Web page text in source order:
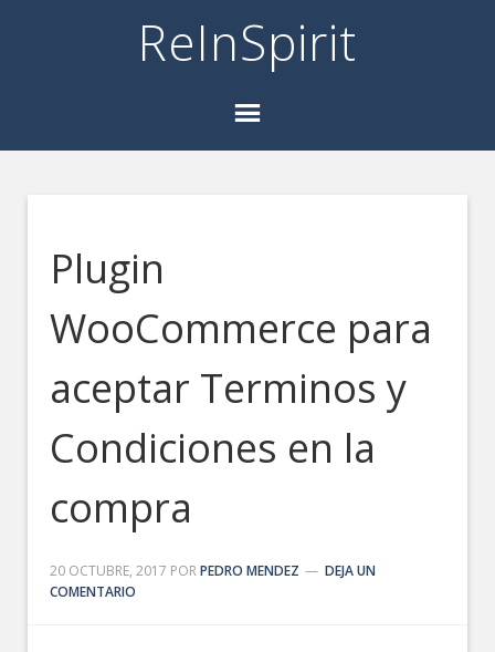
ReInSpirit
Plugin
WooCommerce para
aceptar Terminos y
Condiciones en la
compra
20 OCTUBRE, 2017 PORPEDRO MENDEZ
DEJA UN
COMENTARIO